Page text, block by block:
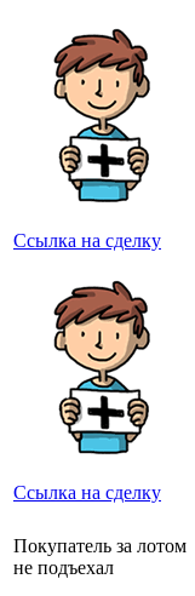
Ссылка на сделку
Ссылка на сделку
Покупатель за лотом
не подъехал